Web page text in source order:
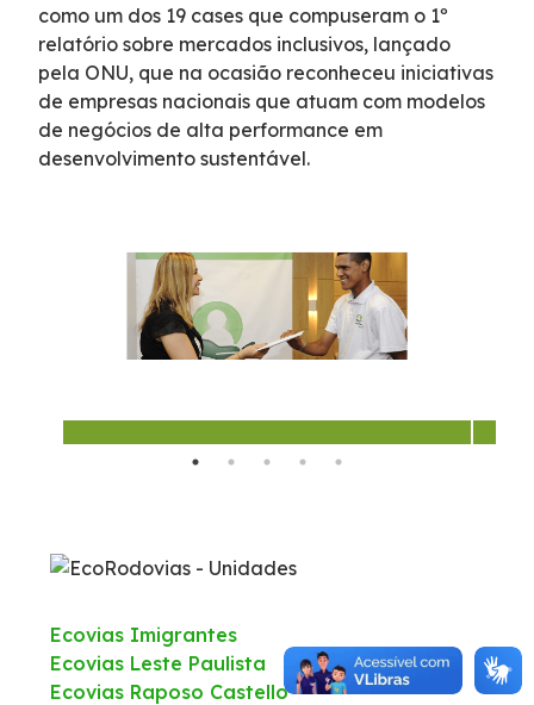
EIA-RIMA Nova Ligação
Atendimento
Cargas Especiais
Fornecedores
Trabalhe Conosco
WhatsApp
como um dos 19 cases que compuseram o 1º
relatório sobre mercados inclusivos, lançado
pela ONU, que na ocasião reconheceu iniciativas
de empresas nacionais que atuam com modelos
de negócios de alta performance em
desenvolvimento sustentável.
Ecovias Imigrantes
Ecovias Leste Paulista
Ecovias Raposo Castello